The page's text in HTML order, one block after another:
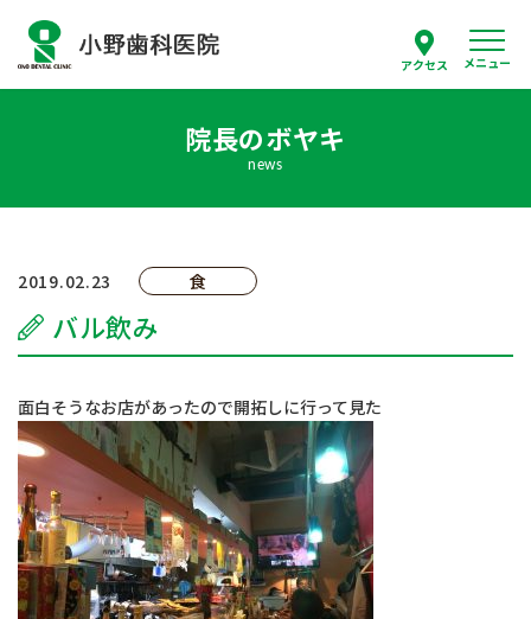
アクセス
院長のボヤキ
news
2019.02.23 食
バル飲み
面白そうなお店があったので開拓しに行って見た
メニュー
はじめての方へ
採用情報
よくあるご質問
院長のボヤキ
交通アクセス